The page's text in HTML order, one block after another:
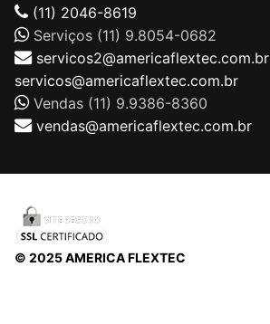
(11) 2046-8619
Serviços (11) 9.8054-0682
servicos2@americaflextec.com.br
servicos@americaflextec.com.br
Vendas (11) 9.9386-8360
vendas@americaflextec.com.br
© 2025 AMERICA FLEXTEC